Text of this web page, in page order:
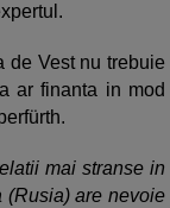
de Vest nu trebuie
ar finanta in mod
mai stranse in
(Rusia) are nevoie